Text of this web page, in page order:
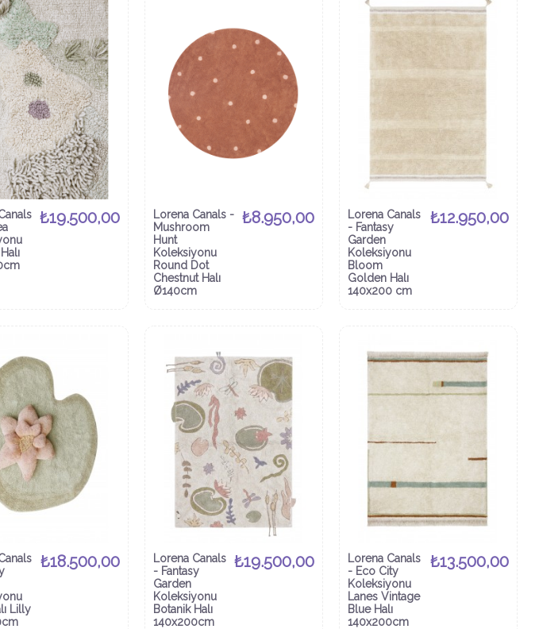
₺19.500,00
Lorena Canals -
Mushroom
Hunt
Koleksiyonu
Round Dot
Chestnut Halı
Ø140cm
₺8.950,00
Lorena Canals
- Fantasy
Garden
Koleksiyonu
Bloom
Golden Halı
140x200 cm
₺12.950,00
Lilly
₺18.500,00
Lorena Canals
- Fantasy
Garden
Koleksiyonu
Botanik Halı
140x200cm
₺19.500,00
Lorena Canals
- Eco City
Koleksiyonu
Lanes Vintage
Blue Halı
140x200cm
₺13.500,00